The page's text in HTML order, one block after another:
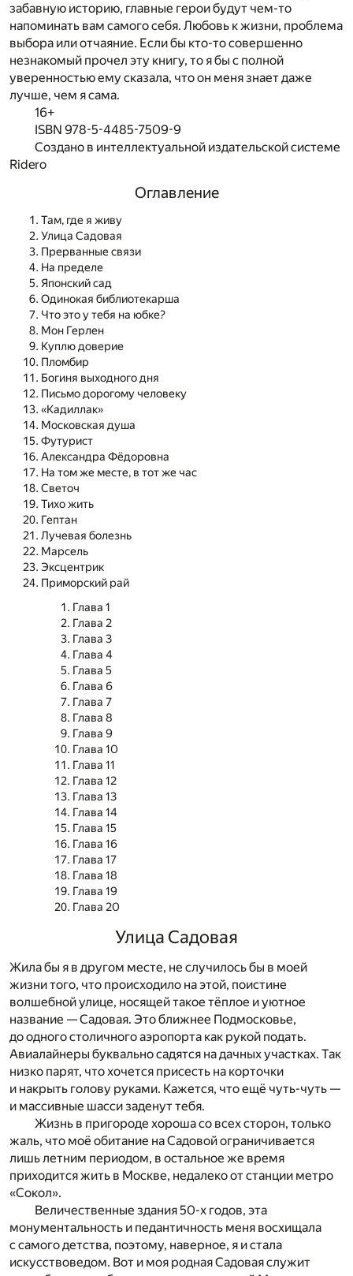
забавную историю, главные герои будут чем-то
напоминать вам самого себя. Любовь к жизни, проблема
выбора или отчаяние. Если бы кто-то совершенно
незнакомый прочел эту книгу, то я бы с полной
уверенностью ему сказала, что он меня знает даже
лучше, чем я сама.
16+
ISBN 978-5-4485-7509-9
Создано в интеллектуальной издательской системе
Ridero
Оглавление
Там, где я живу
Улица Садовая
Прерванные связи
На пределе
Японский сад
Одинокая библиотекарша
Что это у тебя на юбке?
Мон Герлен
Куплю доверие
Пломбир
Богиня выходного дня
Письмо дорогому человеку
«Кадиллак»
Московская душа
Футурист
Александра Фёдоровна
На том же месте, в тот же час
Светоч
Тихо жить
Гептан
Лучевая болезнь
Марсель
Эксцентрик
Приморский рай
Глава 1
Глава 2
Глава 3
Глава 4
Глава 5
Глава 6
Глава 7
Глава 8
Глава 9
Глава 10
Глава 11
Глава 12
Глава 13
Глава 14
Глава 15
Глава 16
Глава 17
Глава 18
Глава 19
Глава 20
Улица Садовая
Жила бы я в другом месте, не случилось бы в моей
жизни того, что происходило на этой, поистине
волшебной улице, носящей такое тёплое и уютное
название — Садовая. Это ближнее Подмосковье,
до одного столичного аэропорта как рукой подать.
Авиалайнеры буквально садятся на дачных участках. Так
низко парят, что хочется присесть на корточки
и накрыть голову руками. Кажется, что ещё чуть-чуть —
и массивные шасси заденут тебя.
Жизнь в пригороде хороша со всех сторон, только
жаль, что моё обитание на Садовой ограничивается
лишь летним периодом, в остальное же время
приходится жить в Москве, недалеко от станции метро
«Сокол».
Величественные здания 50-х годов, эта
монументальность и педантичность меня восхищала
с самого детства, поэтому, наверное, я и стала
искусствоведом. Вот и моя родная Садовая служит